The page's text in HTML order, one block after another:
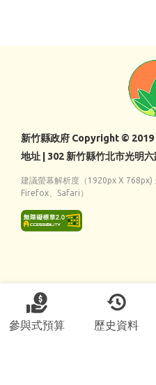
新竹縣政府 Copyright ©
地址 | 302 新竹縣竹北市光明
建議螢幕解析度（1920px X 768px)
Firefox、Safari）
參與式預算 歷史資料